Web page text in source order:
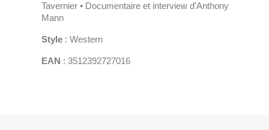
Tavernier • Documentaire et interview d'Anthony
Mann
Style : Western
EAN : 3512392727016